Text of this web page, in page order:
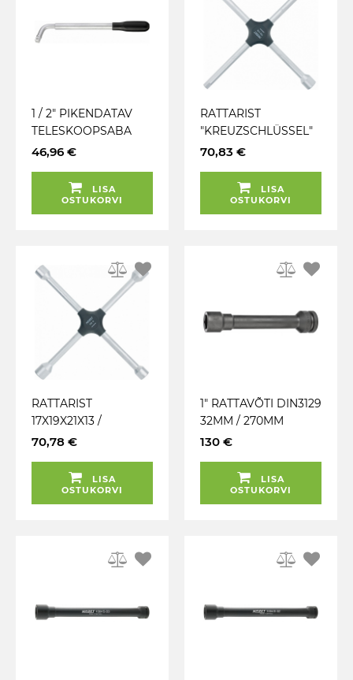
1 / 2" PIKENDATAV
TELESKOOPSABA
PADRUNITA 303-
IN GERMANY)
46,96 €
LISA
OSTUKORVI
RATTARIST
"KREUZSCHLÜSSEL"
17 / 19 / 22X1 / 2"
GERMANY) HAZET
70,83 €
LISA
OSTUKORVI
RATTARIST
17X19X21X13 /
16(20.63MM) DIN3119 /
(MADE IN GERMANY)
70,78 €
LISA
OSTUKORVI
1" RATTAVÕTI DIN3129
32MM / 270MM
(MADE IN GERMANY)
130 €
LISA
OSTUKORVI